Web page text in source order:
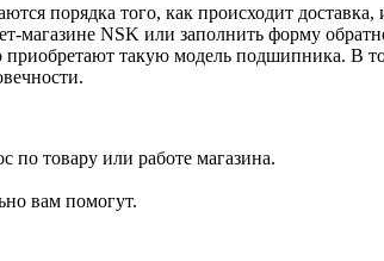
порядка того, как происходит
магазине NSK или заполнить форму
приобретают такую модель подшипника. В
товару или работе магазина.
вам помогут.